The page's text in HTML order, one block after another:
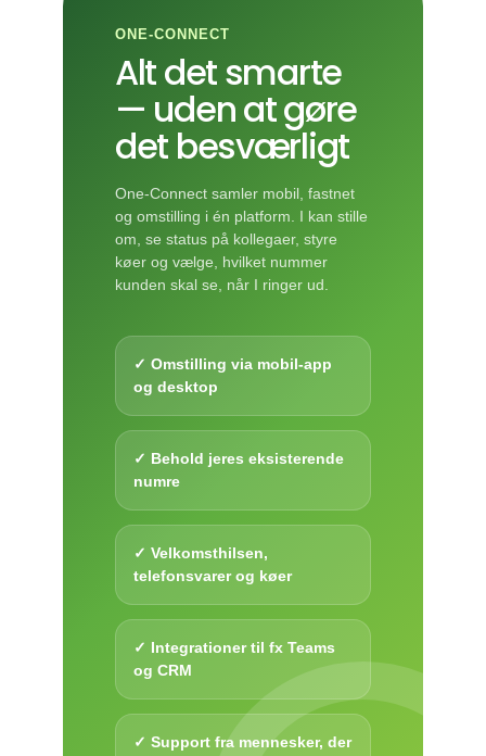
ONE-CONNECT
Alt det smarte
— uden at gøre
det besværligt
One-Connect samler mobil, fastnet
og omstilling i én platform. I kan stille
om, se status på kollegaer, styre
køer og vælge, hvilket nummer
kunden skal se, når I ringer ud.
✓ Omstilling via mobil-app
og desktop
✓ Behold jeres eksisterende
numre
✓ Velkomsthilsen,
telefonsvarer og køer
✓ Integrationer til fx Teams
og CRM
✓ Support fra mennesker, der